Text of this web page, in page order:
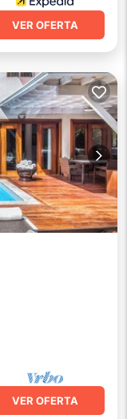
VER OFERTA
VER OFERTA